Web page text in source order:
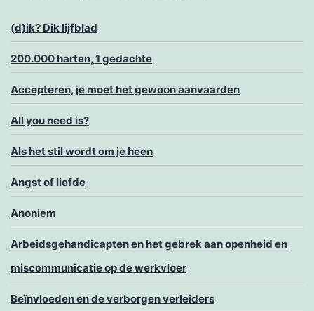
(d)ik? Dik lijfblad
200.000 harten, 1 gedachte
Accepteren, je moet het gewoon aanvaarden
All you need is?
Als het stil wordt om je heen
Angst of liefde
Anoniem
Arbeidsgehandicapten en het gebrek aan openheid en
miscommunicatie op de werkvloer
Beïnvloeden en de verborgen verleiders